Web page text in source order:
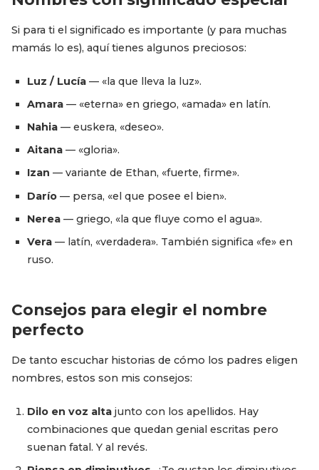
Si para ti el significado es importante (y para muchas
mamás lo es), aquí tienes algunos preciosos:
Luz / Lucía— «la que lleva la luz».
Amara— «eterna» en griego, «amada» en latín.
Nahia— euskera, «deseo».
Aitana— «gloria».
Izan — variante de Ethan, «fuerte, firme».
Darío— persa, «el que posee el bien».
Nerea— griego, «la que fluye como el agua».
Vera— latín, «verdadera». También significa «fe» en
ruso.
Consejos para elegir el nombre
perfecto
De tanto escuchar historias de cómo los padres eligen
nombres, estos son mis consejos:
Dilo en voz altajunto con los apellidos. Hay
combinaciones que quedan genial escritas pero
suenan fatal. Y al revés.